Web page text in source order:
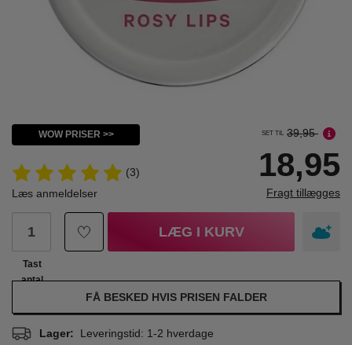
WOW PRISER >>
(3)
Læs anmeldelser
SET TIL 39,95
18,95
Fragt tillægges
Tast
antal
LÆG I KURV
FÅ BESKED HVIS PRISEN FALDER
Lager: Leveringstid: 1-2 hverdage